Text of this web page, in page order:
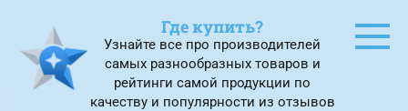
контенту
Где купить?
Узнайте все про производителей
самых разнообразных товаров и
рейтинги самой продукции по
качеству и популярности из отзывов